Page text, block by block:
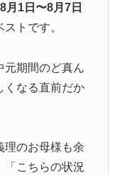
8月1日〜8月7日
トです。
元期間のど真ん
くなる直前だか
理のお母様も余
「こちらの状況